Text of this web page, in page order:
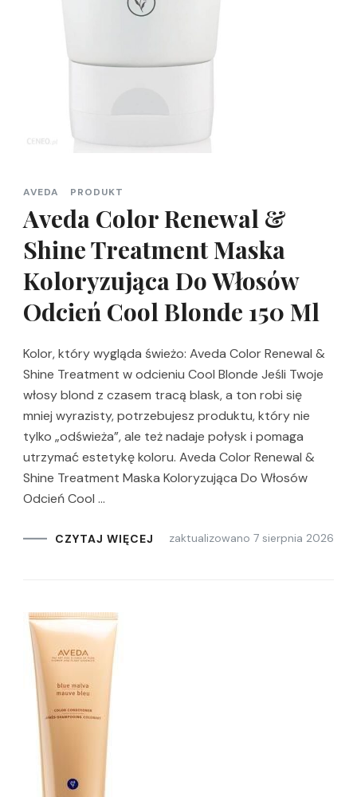
AVEDA PRODUKT
Aveda Color Renewal &
Shine Treatment Maska
Koloryzująca Do Włosów
Odcień Cool Blonde 150 Ml
Kolor, który wygląda świeżo: Aveda Color Renewal &
Shine Treatment w odcieniu Cool Blonde Jeśli Twoje
włosy blond z czasem tracą blask, a ton robi się
mniej wyrazisty, potrzebujesz produktu, który nie
tylko „odświeża”, ale też nadaje połysk i pomaga
utrzymać estetykę koloru. Aveda Color Renewal &
Shine Treatment Maska Koloryzująca Do Włosów
Odcień Cool …
CZYTAJ WIĘCEJ zaktualizowano 7 sierpnia 2026